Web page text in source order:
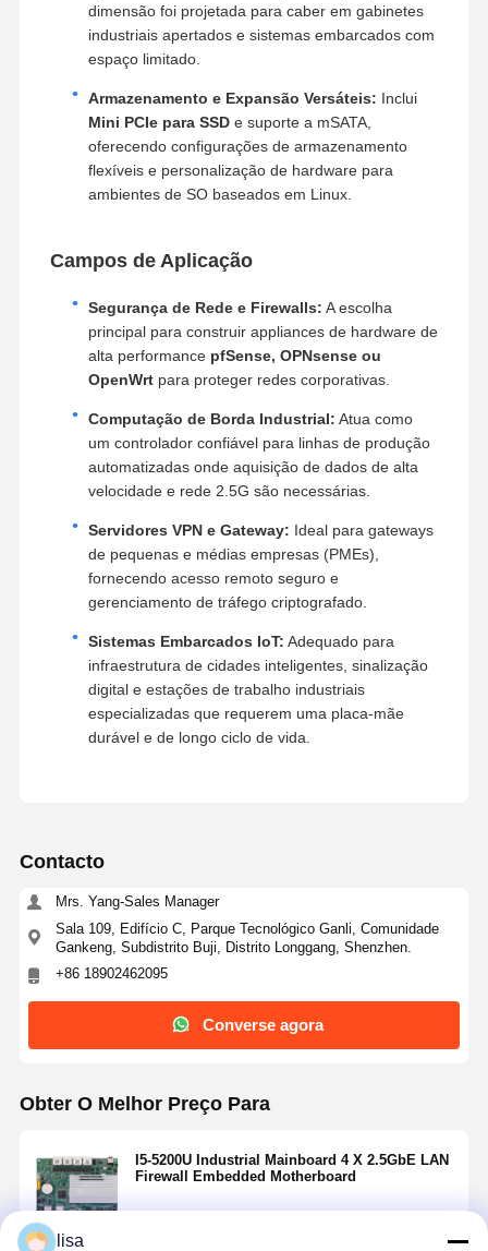
dimensão foi projetada para caber em gabinetes
industriais apertados e sistemas embarcados com
espaço limitado.
Armazenamento e Expansão Versáteis: Inclui
Mini PCIe para SSDe suporte a mSATA,
oferecendo configurações de armazenamento
flexíveis e personalização de hardware para
ambientes de SO baseados em Linux.
Campos de Aplicação
Segurança de Rede e Firewalls: A escolha
principal para construir appliances de hardware de
alta performance pfSense, OPNsense ou
OpenWrtpara proteger redes corporativas.
Computação de Borda Industrial: Atua como
um controlador confiável para linhas de produção
automatizadas onde aquisição de dados de alta
velocidade e rede 2.5G são necessárias.
Servidores VPN e Gateway: Ideal para gateways
de pequenas e médias empresas (PMEs),
fornecendo acesso remoto seguro e
gerenciamento de tráfego criptografado.
Sistemas Embarcados IoT: Adequado para
infraestrutura de cidades inteligentes, sinalização
digital e estações de trabalho industriais
especializadas que requerem uma placa-mãe
durável e de longo ciclo de vida.
Contacto
Mrs. Yang-Sales Manager
Sala 109, Edifício C, Parque Tecnológico Ganli, Comunidade
Gankeng, Subdistrito Buji, Distrito Longgang, Shenzhen.
+86 18902462095
Converse agora
Obter O Melhor Preço Para
I5-5200U Industrial Mainboard 4 X 2.5GbE LAN
Firewall Embedded Motherboard
lisa